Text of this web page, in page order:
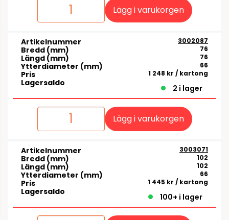
Lägg i varukorgen
Artikelnummer 3002087
Bredd (mm) 76
Längd (mm) 76
Ytterdiameter (mm) 66
Pris 1 248 kr / kartong
Lagersaldo
2 i lager
Lägg i varukorgen
Artikelnummer 3003071
Bredd (mm) 102
Längd (mm) 102
Ytterdiameter (mm) 66
Pris 1 445 kr / kartong
Lagersaldo
100+ i lager